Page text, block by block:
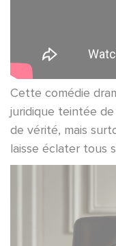
Cette comédie
juridique teintée
de vérité, mais
laisse éclater tous